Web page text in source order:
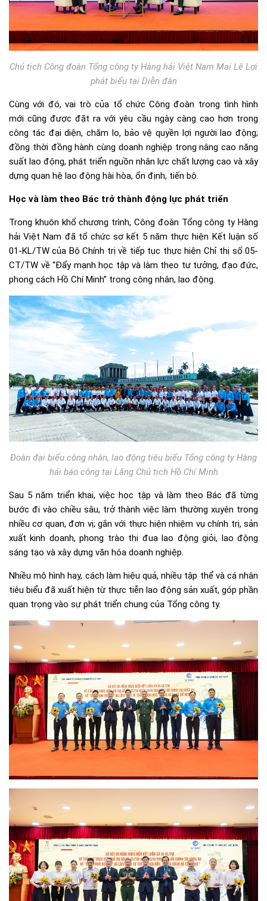
Chủ tịch Công đoàn Tổng công ty Hàng hải Việt Nam Mai Lê Lợi
phát biểu tại Diễn đàn
Cùng với đó, vai trò của tổ chức Công đoàn trong tình hình
mới cũng được đặt ra với yêu cầu ngày càng cao hơn trong
công tác đại diện, chăm lo, bảo vệ quyền lợi người lao động;
đồng thời đồng hành cùng doanh nghiệp trong nâng cao năng
suất lao động, phát triển nguồn nhân lực chất lượng cao và xây
dựng quan hệ lao động hài hòa, ổn định, tiến bộ.
Học và làm theo Bác trở thành động lực phát triển
Trong khuôn khổ chương trình, Công đoàn Tổng công ty Hàng
hải Việt Nam đã tổ chức sơ kết 5 năm thực hiện Kết luận số
01-KL/TW của Bộ Chính trị về tiếp tục thực hiện Chỉ thị số 05-
CT/TW về “Đẩy mạnh học tập và làm theo tư tưởng, đạo đức,
phong cách Hồ Chí Minh” trong công nhân, lao động.
Đoàn đại biểu công nhân, lao động tiêu biểu Tổng công ty Hàng
hải báo công tại Lăng Chủ tịch Hồ Chí Minh
Sau 5 năm triển khai, việc học tập và làm theo Bác đã từng
bước đi vào chiều sâu, trở thành việc làm thường xuyên trong
nhiều cơ quan, đơn vị; gắn với thực hiện nhiệm vụ chính trị, sản
xuất kinh doanh, phong trào thi đua lao động giỏi, lao động
sáng tạo và xây dựng văn hóa doanh nghiệp.
Nhiều mô hình hay, cách làm hiệu quả, nhiều tập thể và cá nhân
tiêu biểu đã xuất hiện từ thực tiễn lao động sản xuất, góp phần
quan trọng vào sự phát triển chung của Tổng công ty.